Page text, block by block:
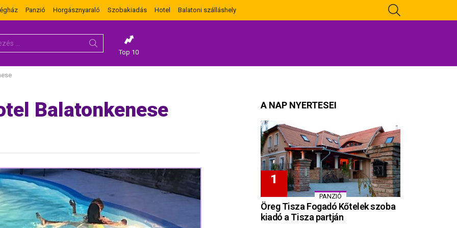
Panzió Horgásznyaraló Szobakiadás Hotel Balatoni szálláshely
Top 10
Balatonkenese A NAP NYERTESEI
PANZIÓ
Öreg Tisza Fogadó Kőtelek szoba
kiadó a Tisza partján